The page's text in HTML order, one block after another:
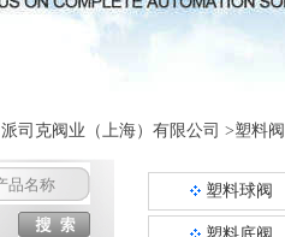
派司克阀业（上海）有限公司 >塑料
塑料球阀